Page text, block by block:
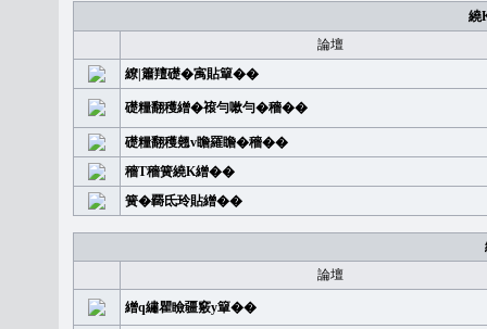
繞
論壇
繚|簫羶礎�㝢貼簞��
礎糧翻穫繒�䙛勻嗽勻�穡��
礎糧翻穫翹v瞻羅瞻�穡��
穡T穡簧繞K繒��
簧�覉氐玲貼繒��
論壇
繒q繡瞿瞼疆竅y簞��